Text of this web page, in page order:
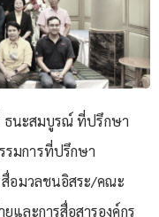
ธนะสมบูรณ์ ที่ปรึกษา
มการที่ปรึกษา
อมวลชนอิสระ/คณะ
และการสื่อสารองค์กร